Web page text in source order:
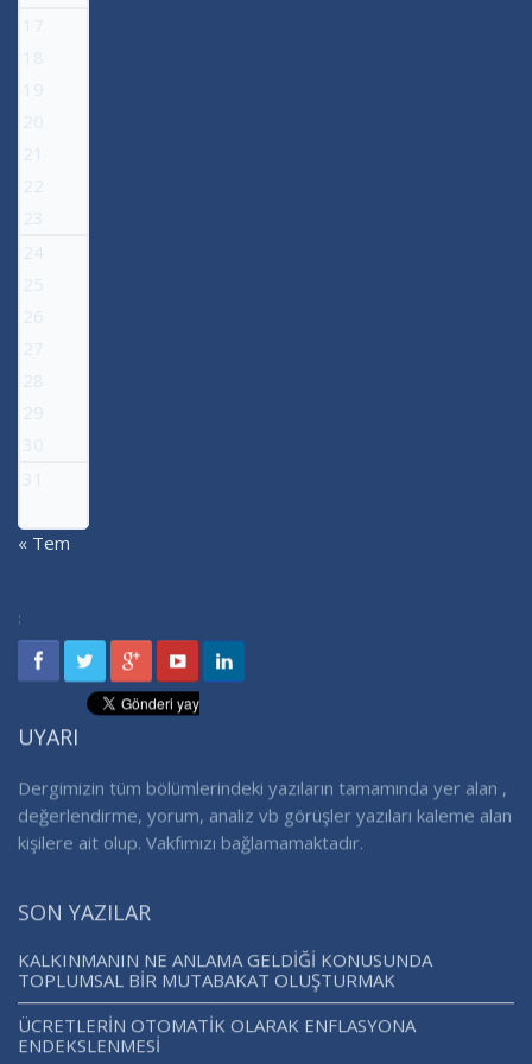
17
18
19
20
21
22
23
24
25
26
27
28
29
30
31
« Tem
:
UYARI
Dergimizin tüm bölümlerindeki yazıların tamamında yer alan ,
değerlendirme, yorum, analiz vb görüşler yazıları kaleme alan
kişilere ait olup. Vakfımızı bağlamamaktadır.
SON YAZILAR
KALKINMANIN NE ANLAMA GELDİĞİ KONUSUNDA
TOPLUMSAL BİR MUTABAKAT OLUŞTURMAK
ÜCRETLERİN OTOMATİK OLARAK ENFLASYONA
ENDEKSLENMESİ